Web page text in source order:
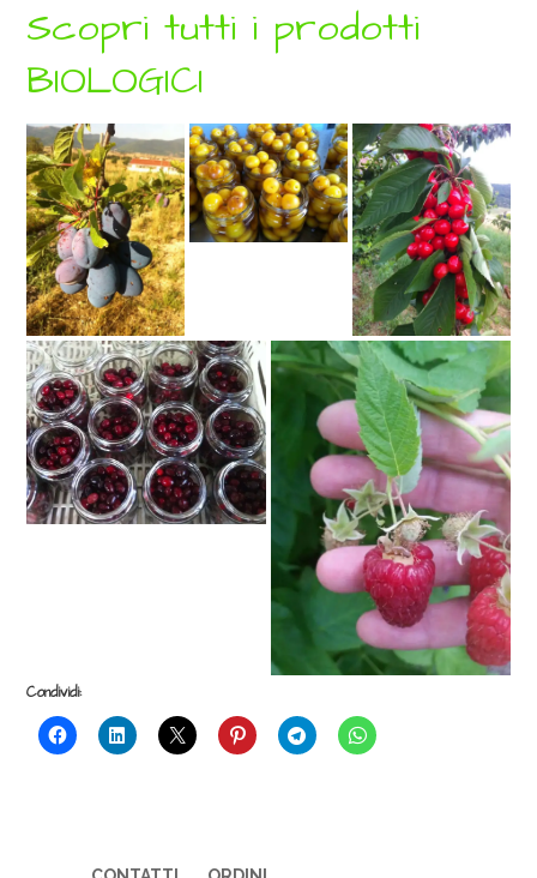
Scopri tutti i prodotti
BIOLOGICI
Condividi: